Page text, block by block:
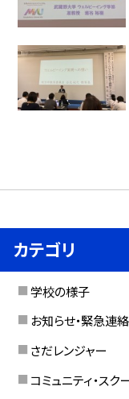
カテゴリ
学校の様子
お知らせ・緊急連絡
さだレンジャー
コミュニティ・スク